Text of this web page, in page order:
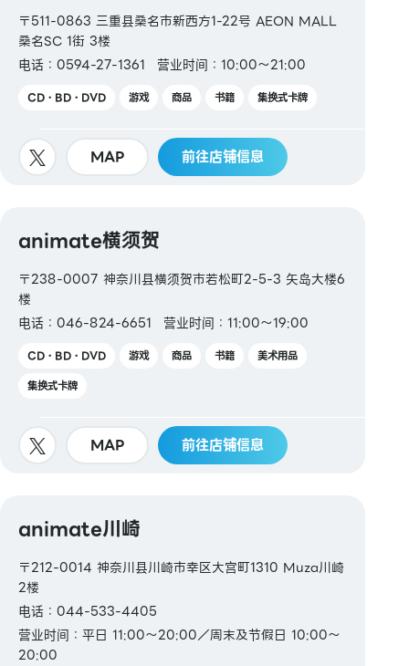
〒511-0863 三重县桑名市新西方1-22号 AEON MALL
桑名SC 1街 3楼
电话：0594-27-1361
营业时间：10:00～21:00
CD・BD・DVD 游戏 商品 书籍 集换式卡牌
MAP 前往店铺信息
animate横须贺
〒238-0007 神奈川县横须贺市若松町2-5-3 矢岛大楼6
楼
电话：046-824-6651
营业时间：11:00～19:00
CD・BD・DVD 游戏 商品 书籍
美术用品
集换式卡牌
MAP 前往店铺信息
animate川崎
〒212-0014 神奈川县川崎市幸区大宫町1310 Muza川崎
2楼
电话：044-533-4405
营业时间：平日 11:00～20:00／周末及节假日 10:00～
20:00